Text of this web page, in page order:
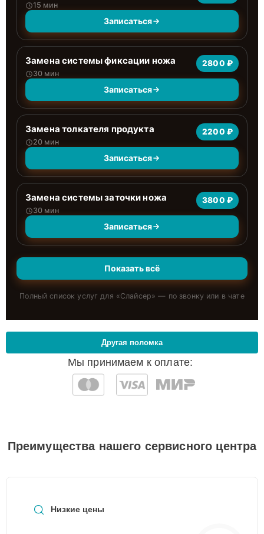
15 мин
Записаться
Замена системы фиксации ножа
30 мин
2800 ₽
Записаться
Замена толкателя продукта
20 мин
2200 ₽
Записаться
Замена системы заточки ножа
30 мин
3800 ₽
Записаться
Показать всё
Полный список услуг для «Слайсер» — по звонку или в чате
Мы принимаем к оплате:
Другая поломка
Преимущества нашего сервисного центра
Низкие цены